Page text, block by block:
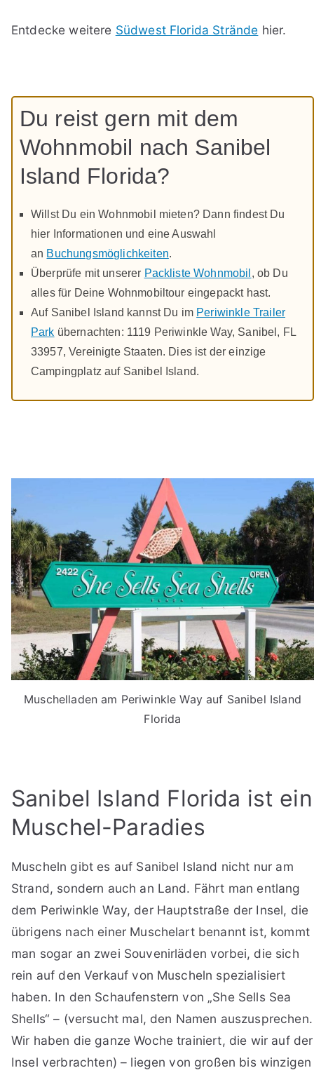
Entdecke weitere Südwest Florida Strände hier.
Du reist gern mit dem
Wohnmobil nach Sanibel
Island Florida?
Willst Du ein Wohnmobil mieten? Dann findest Du
hier Informationen und eine Auswahl
an Buchungsmöglichkeiten.
Überprüfe mit unserer Packliste Wohnmobil , ob Du
alles für Deine Wohnmobiltour eingepackt hast.
Auf Sanibel Island kannst Du im Periwinkle Trailer
Park übernachten: 1119 Periwinkle Way, Sanibel, FL
33957, Vereinigte Staaten. Dies ist der einzige
Campingplatz auf Sanibel Island.
Muschelladen am Periwinkle Way auf Sanibel Island
Florida
Sanibel Island Florida ist ein
Muschel-Paradies
Muscheln gibt es auf Sanibel Island nicht nur am
Strand, sondern auch an Land. Fährt man entlang
dem Periwinkle Way, der Hauptstraße der Insel, die
übrigens nach einer Muschelart benannt ist, kommt
man sogar an zwei Souvenirläden vorbei, die sich
rein auf den Verkauf von Muscheln spezialisiert
haben. In den Schaufenstern von „She Sells Sea
Shells“ – (versucht mal, den Namen auszusprechen.
Wir haben die ganze Woche trainiert, die wir auf der
Insel verbrachten) – liegen von großen bis winzigen